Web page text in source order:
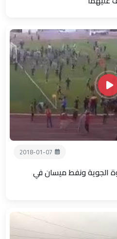
2018-01-07
الجوية ونفط ميسان في